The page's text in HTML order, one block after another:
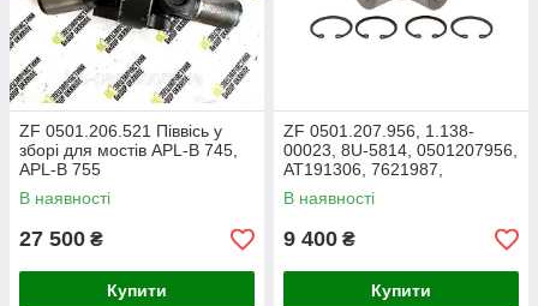
ZF 0501.206.521 Піввісь у
зборі для мостів APL-B 745,
APL-B 755
В наявності
27 500 ₴
Купити
ZF 0501.207.956, 1.138-
00023, 8U-5814, 0501207956,
AT191306, 7621987,
3318682, 52416798
Хрестовина півосі
В наявності
9 400 ₴
Купити